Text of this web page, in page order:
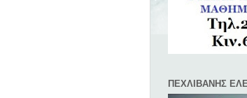
ΠΕΧΛΙΒANΗΣ